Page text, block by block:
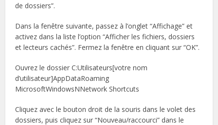
de dossiers”.
Dans la fenêtre suivante, passez à l’onglet “Affichage” et
activez dans la liste l’option “Afficher les fichiers, dossiers
et lecteurs cachés”. Fermez la fenêtre en cliquant sur “OK”.
Ouvrez le dossier C:Utilisateurs[votre nom
d’utilisateur]AppDataRoaming
MicrosoftWindowsNNetwork Shortcuts
Cliquez avec le bouton droit de la souris dans le volet des
dossiers, puis cliquez sur “Nouveau/raccourci” dans le